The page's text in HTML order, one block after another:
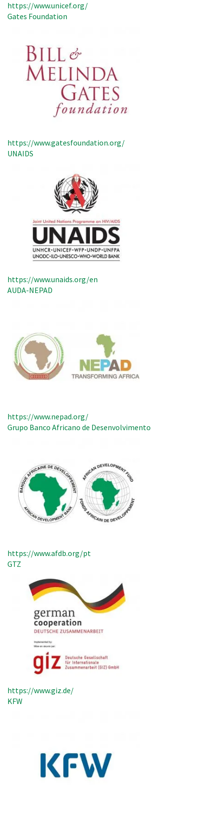
https://www.unicef.org/
Gates Foundation
https://www.gatesfoundation.org/
UNAIDS
https://www.unaids.org/en
AUDA-NEPAD
https://www.nepad.org/
Grupo Banco Africano de Desenvolvimento
https://www.afdb.org/pt
GTZ
https://www.giz.de/
KFW